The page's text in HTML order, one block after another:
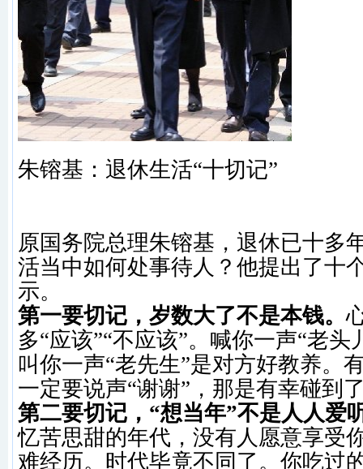
朱镕基：退休生活“十切记”
原国务院总理朱镕基，退休已十多
活当中如何处事待人？他提出了十
示。
第一要切记，岁数大了不是本钱。
多“应该”“不应该”。喊你一声“老头
叫你一声“老先生”是对方好教养。
一定要说声“谢谢”，那是有幸碰到
第二要切记，“想当年”不是人人爱
忆苦思甜的年代，没有人愿意享受
难经历。时代毕竟不同了。你吃过